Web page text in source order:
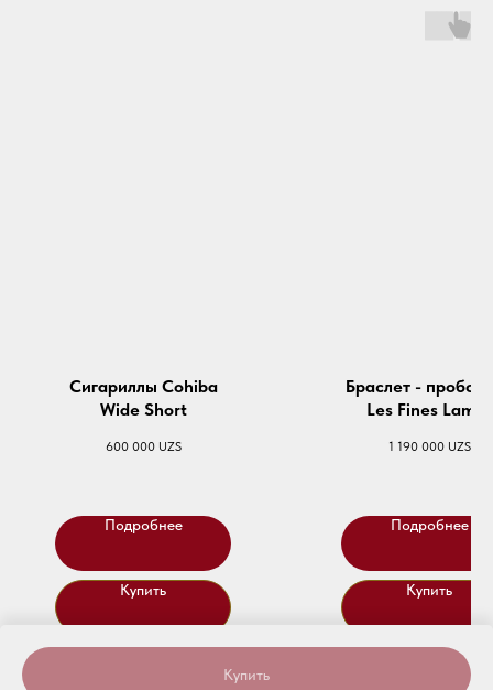
Купить
Сигариллы Cohiba
Wide Short
600 000 UZS
Подробнее
Купить
Браслет -
Les Fines Lames
Connoisseur
1 190 000 UZS
Подробнее
Купить